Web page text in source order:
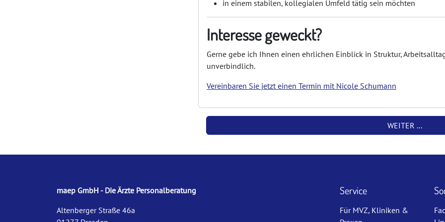
in einem stabilen, kollegialen Umfeld tätig sein möchten
Interesse geweckt?
Gerne gebe ich Ihnen einen ehrlichen Einblick in Struktur,
unverbindlich.
Vereinbaren Sie jetzt einen Termin mit Nicole Schumann
WEITER ...
maep GmbH - Die Ärzte Personalberatung
Altenberger Straße 46a
Service
Für MVZ, Kliniken &